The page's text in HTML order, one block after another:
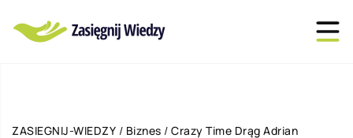
ZASIEGNIJ-WIEDZY / Biznes / Crazy Time Drąg Adrian